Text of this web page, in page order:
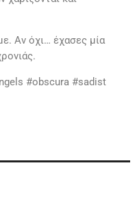
Αν όχι… έχασες μία
#obscura #sadist